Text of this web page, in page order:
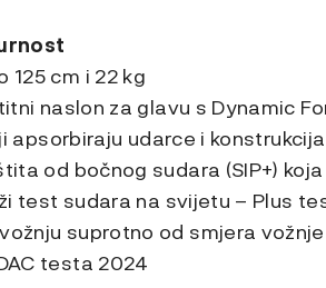
125 cm i 22 kg
naslon za glavu s Dynamic
apsorbiraju udarce i
od bočnog sudara (SIP+)
test sudara na svijetu – Plus
suprotno od smjera
testa 2024